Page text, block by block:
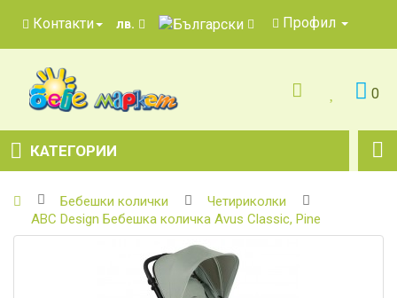
Контакти лв. Профил
0
КАТЕГОРИИ
Бебешки колички
Четириколки
ABC Design Бебешка количка Avus Classic, Pine